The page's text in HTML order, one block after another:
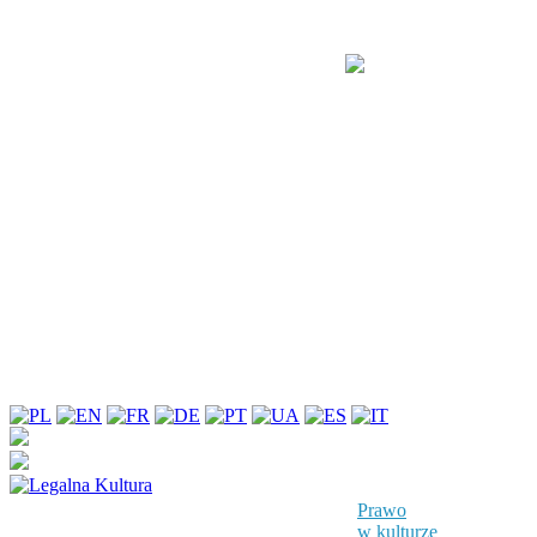
Prawo
w kulturze